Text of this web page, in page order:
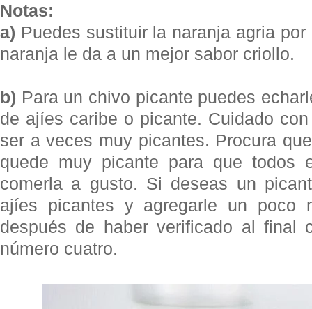
Notas:
a) Puedes sustituir la naranja agria
naranja le da a un mejor sabor criollo.
b) Para un chivo picante puedes
de ajíes caribe o picante. Cuidado
ser a veces muy picantes. Procura
quede muy picante para que todos
comerla a gusto. Si deseas un
ajíes picantes y agregarle un poco
después de haber verificado al final
número cuatro.